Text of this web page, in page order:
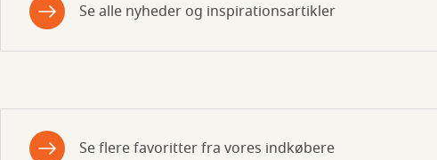
Se alle nyheder og inspirationsartikler
Se flere favoritter fra vores indkøbere